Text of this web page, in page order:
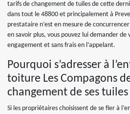
tarifs de changement de tuiles de cette
dans tout le 48800 et principalement à
prestataire n’est en mesure de
en savoir plus, vous pouvez lui demander de
engagement et sans frais en l’appelant.
Pourquoi s’adresser à
toiture Les Compagons
changement de ses tuiles
Si les propriétaires choisissent de se fier à